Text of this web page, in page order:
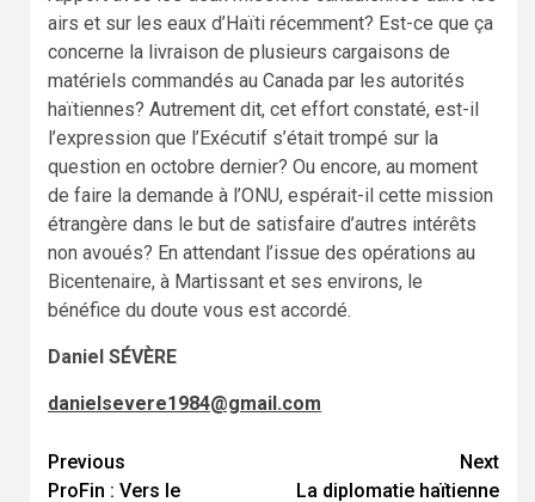
airs et sur les eaux d’Haïti récemment? Est-ce que ça
concerne la livraison de plusieurs cargaisons de
matériels commandés au Canada par les autorités
haïtiennes? Autrement dit, cet effort constaté, est-il
l’expression que l’Exécutif s’était trompé sur la
question en octobre dernier? Ou encore, au moment
de faire la demande à l’ONU, espérait-il cette mission
étrangère dans le but de satisfaire d’autres intérêts
non avoués? En attendant l’issue des opérations au
Bicentenaire, à Martissant et ses environs, le
bénéfice du doute vous est accordé.
Daniel SÉVÈRE
danielsevere1984@gmail.com
Continue
Previous
ProFin : Vers le
Next
La diplomatie haïtienne